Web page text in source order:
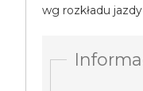
wg rozkładu jazdy